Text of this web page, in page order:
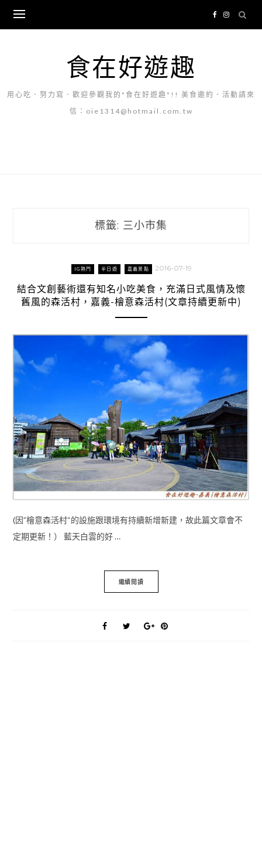
content
食在好遊趣
用心吃．努力寫．歡迎參觀我的"食在好遊趣"!! 美食邀約．活動請來
信：oie1314@hotmail.com.tw
標籤: 三小市集
IG熱門 半日遊 嘉義景點 2016-07-19
結合文創藝術還有知名小吃美食，充滿日式風情及懷
舊風的森活村，嘉義-檜意森活村(文章持續更新中)
(因”檜意森活村“的設施跟環境有持續新增新建，故此篇文章會不
定期更新！） 藍天白雲的好 …
繼續閱讀